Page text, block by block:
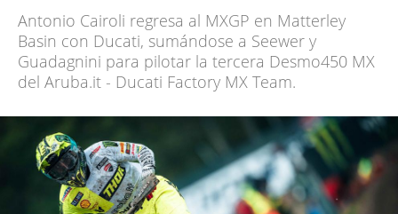
Antonio Cairoli regresa al MXGP en Matterley
Basin con Ducati, sumándose a Seewer y
Guadagnini para pilotar la tercera Desmo450 MX
del Aruba.it - Ducati Factory MX Team.